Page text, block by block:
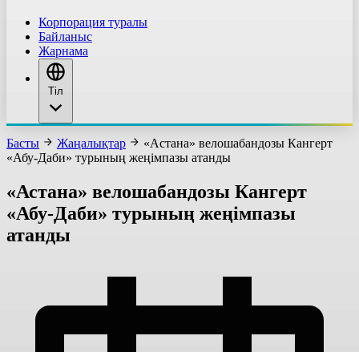
Корпорация туралы
Байланыс
Жарнама
Тіл
Басты Жаңалықтар
«Астана» велошабандозы Кангерт
«Абу-Даби» турының жеңімпазы атанды
«Астана» велошабандозы Кангерт
«Абу-Даби» турының жеңімпазы
атанды